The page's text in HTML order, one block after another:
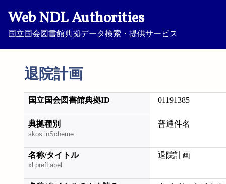
Web NDL Authorities
国立国会図書館典拠データ検索・提供サービス
退院計画
国立国会図書館典拠ID 01191385
典拠種別
skos:inScheme
普通件名
名称/タイトル
xl:prefLabel
退院計画